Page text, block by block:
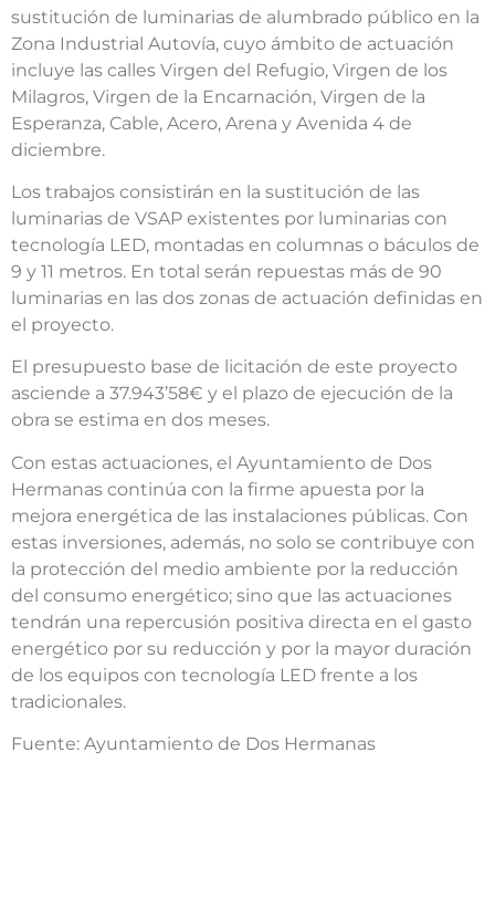
sustitución de luminarias de alumbrado público en la
Zona Industrial Autovía, cuyo ámbito de actuación
incluye las calles Virgen del Refugio, Virgen de los
Milagros, Virgen de la Encarnación, Virgen de la
Esperanza, Cable, Acero, Arena y Avenida 4 de
diciembre.
Los trabajos consistirán en la sustitución de las
luminarias de VSAP existentes por luminarias con
tecnología LED, montadas en columnas o báculos de
9 y 11 metros. En total serán repuestas más de 90
luminarias en las dos zonas de actuación definidas en
el proyecto.
El presupuesto base de licitación de este proyecto
asciende a 37.943’58€ y el plazo de ejecución de la
obra se estima en dos meses.
Con estas actuaciones, el Ayuntamiento de Dos
Hermanas continúa con la firme apuesta por la
mejora energética de las instalaciones públicas. Con
estas inversiones, además, no solo se contribuye con
la protección del medio ambiente por la reducción
del consumo energético; sino que las actuaciones
tendrán una repercusión positiva directa en el gasto
energético por su reducción y por la mayor duración
de los equipos con tecnología LED frente a los
tradicionales.
Fuente: Ayuntamiento de Dos Hermanas